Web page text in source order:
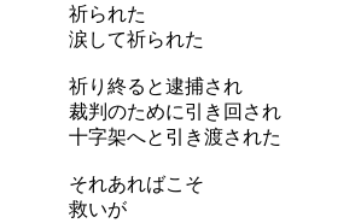
られた
して祈られた
終ると逮捕され
のために引き回され
架へと引き渡された
れあればこそ
いが